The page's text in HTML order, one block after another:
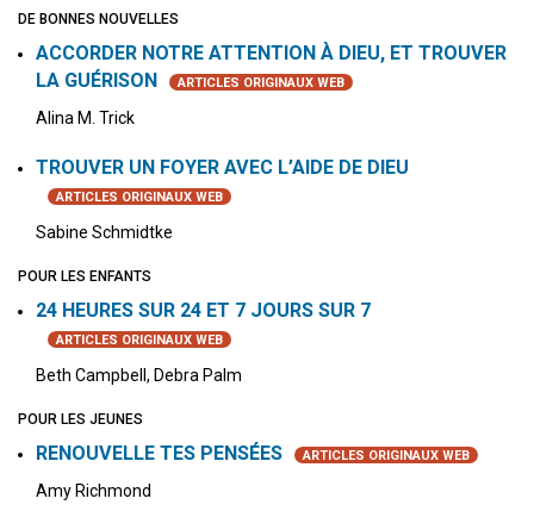
DE BONNES NOUVELLES
ACCORDER NOTRE ATTENTION À DIEU, ET TROUVER
LA GUÉRISON
ARTICLES ORIGINAUX WEB
Alina M. Trick
TROUVER UN FOYER AVEC L’AIDE DE DIEU
ARTICLES ORIGINAUX WEB
Sabine Schmidtke
POUR LES ENFANTS
24 HEURES SUR 24 ET 7 JOURS SUR 7
ARTICLES ORIGINAUX WEB
Beth Campbell, Debra Palm
POUR LES JEUNES
RENOUVELLE TES PENSÉES ARTICLES ORIGINAUX WEB
Amy Richmond